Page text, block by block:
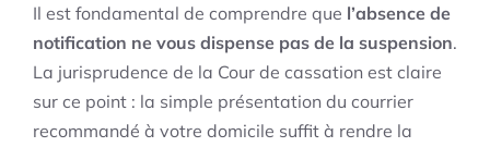
Il est fondamental de comprendre que l’absence de
notification ne vous dispense pas de la suspension.
La jurisprudence de la Cour de cassation est claire
sur ce point : la simple présentation du courrier
recommandé à votre domicile suffit à rendre la